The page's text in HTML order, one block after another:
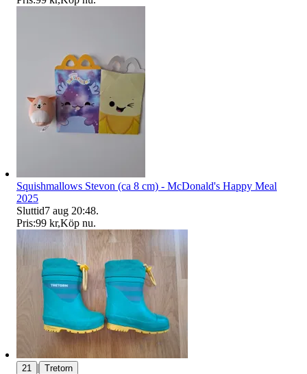
Squishmallows Stevon (ca 8 cm) - McDonald's Happy Meal
2025
Sluttid7 aug 20:48.
Pris:99 kr,Köp nu.
21 | Tretorn